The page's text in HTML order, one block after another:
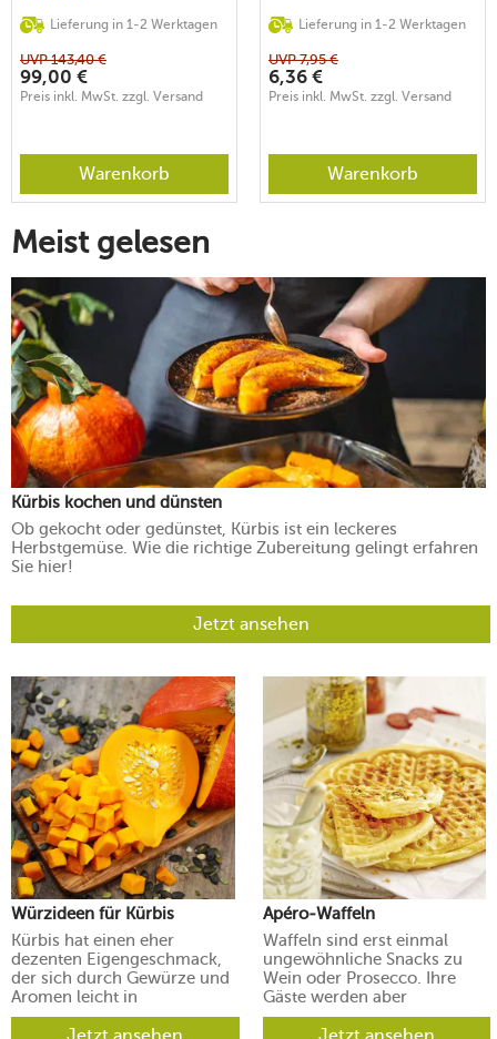
Lieferung in 1-2 Werktagen
UVP143,40 €
99,00 €
Preis inkl. MwSt. zzgl. Versand
Warenkorb
Lieferung in 1-2 Werktagen
UVP7,95 €
6,36 €
Preis inkl. MwSt. zzgl. Versand
Warenkorb
Meist gelesen
Kürbis kochen und dünsten
Ob gekocht oder gedünstet, Kürbis ist ein leckeres
Herbstgemüse. Wie die richtige Zubereitung gelingt erfahren
Sie hier!
Jetzt ansehen
Würzideen für Kürbis
Kürbis hat einen eher
dezenten Eigengeschmack,
der sich durch Gewürze und
Aromen leicht in
verschiedene Richtungen
lenken lässt.
Apéro-Waffeln
Waffeln sind erst einmal
ungewöhnliche Snacks zu
Wein oder Prosecco. Ihre
Gäste werden aber
begeistert sein.